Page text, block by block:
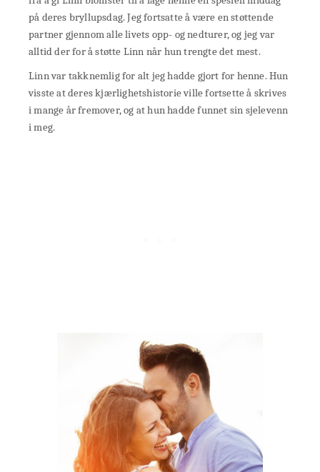
på deres bryllupsdag. Jeg fortsatte å være en støttende
partner gjennom alle livets opp- og nedturer, og jeg var
alltid der for å støtte Linn når hun trengte det mest.
Linn var takknemlig for alt jeg hadde gjort for henne. Hun
visste at deres kjærlighetshistorie ville fortsette å skrives
i mange år fremover, og at hun hadde funnet sin sjelevenn
i meg.